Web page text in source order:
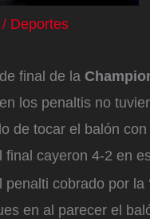
/ Deportes
final de la
los penaltis no
de tocar el balón
cayeron 4-2 en
cobrado por la
en al parecer el